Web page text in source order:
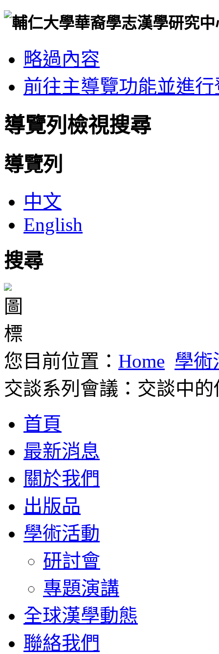
略過內容
前往主導覽功能並進行
導覽列檢視搜尋
導覽列
中文
English
搜尋
您目前位置： Home 學術
交談系列會議：交談中
首頁
最新消息
關於我們
出版品
學術活動
研討會
專題演講
全球漢學動態
聯絡我們